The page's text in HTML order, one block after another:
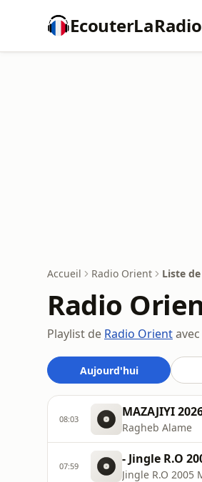
Accueil Radio Orient Liste
Radio
Playlist de Radio Orient
Aujourd'hui
08:03 MAZAJIYI
Ragheb Alame
07:59 - Jingle R.O
Jingle R.O 2005